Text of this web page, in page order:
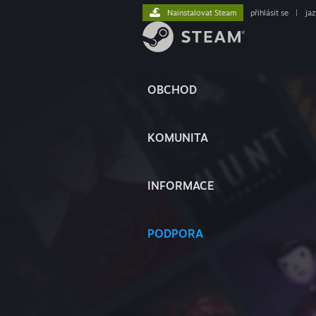
OBCHOD
KOMUNITA
INFORMACE
PODPORA
Nainstalovat Steam přihlásit se